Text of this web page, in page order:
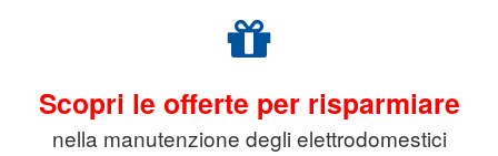
Scopri le offerte per risparmiare
nella manutenzione degli elettrodomestici